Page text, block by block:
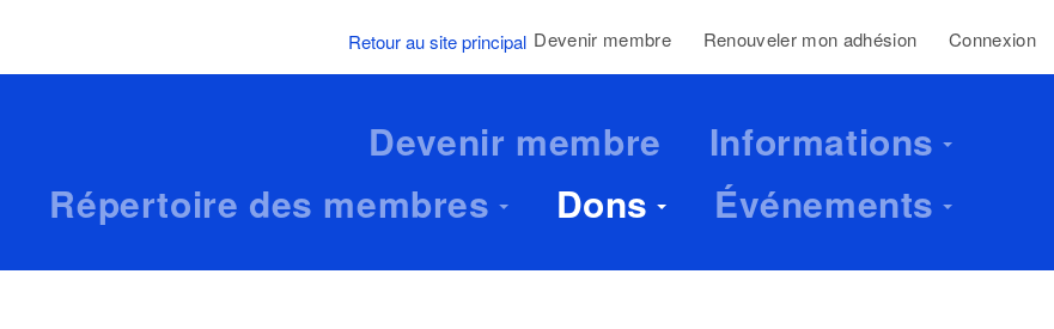
Retour au site principal Devenir membre Renouveler mon adhésion Connexion
Devenir membre
Informations
Répertoire des membres
Dons Événements